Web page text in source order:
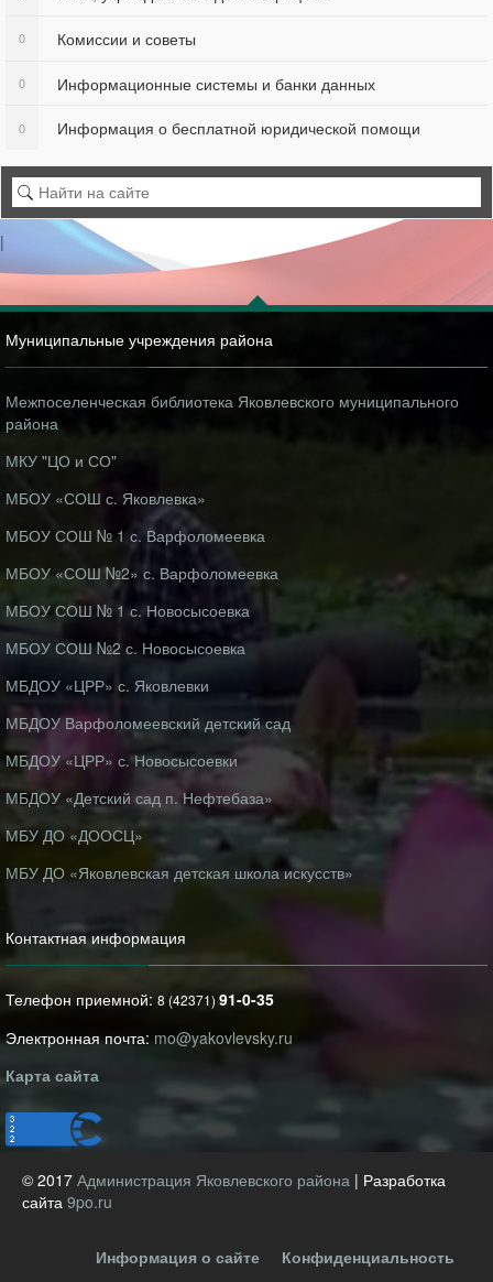
Комиссии и советы
0
Информационные системы и банки данных
0
Информация о бесплатной юридической помощи
0
|
Муниципальные учреждения района
Межпоселенческая библиотека Яковлевского муниципального
района
МКУ "ЦО и СО"
МБОУ «СОШ с. Яковлевка»
МБОУ СОШ № 1 с. Варфоломеевка
МБОУ «СОШ №2» с. Варфоломеевка
МБОУ СОШ № 1 с. Новосысоевка
МБОУ СОШ №2 с. Новосысоевка
МБДОУ «ЦРР» с. Яковлевки
МБДОУ Варфоломеевский детский сад
МБДОУ «ЦРР» с. Новосысоевки
МБДОУ «Детский сад п. Нефтебаза»
МБУ ДО «ДООСЦ»
МБУ ДО «Яковлевская детская школа искусств»
Контактная информация
Телефон приемной: 8 (42371) 91-0-35
Электронная почта: mo@yakovlevsky.ru
Карта сайта
© 2017 Администрация Яковлевского района | Разработка
сайта 9po.ru
Информация о сайте Конфиденциальность